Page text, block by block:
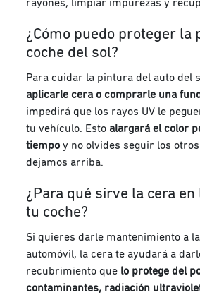
rayones, limpiar impurezas y
¿Cómo puedo proteger la
coche del sol?
Para cuidar la pintura del auto del
aplicarle cera o comprarle una
impedirá que los rayos UV le
tu vehículo. Esto alargará el color
tiempo y no olvides seguir los
dejamos arriba.
¿Para qué sirve la cera
tu coche?
Si quieres darle mantenimiento a
automóvil, la cera te ayudará a
recubrimiento que lo protege del
contaminantes, radiación